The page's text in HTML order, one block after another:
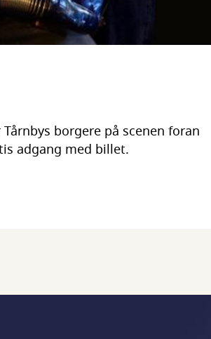
borgere på scenen foran
adgang med billet.